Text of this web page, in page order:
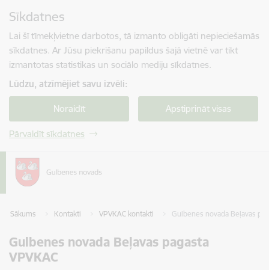
Sīkdatnes
Lai šī tīmekļvietne darbotos, tā izmanto obligāti nepieciešamās
sīkdatnes. Ar Jūsu piekrišanu papildus šajā vietnē var tikt
izmantotas statistikas un sociālo mediju sīkdatnes.
Lūdzu, atzīmējiet savu izvēli:
Noraidīt Apstiprināt visas
Pārvaldīt sīkdatnes
Sākums Kontakti VPVKAC kontakti Gulbenes novada Beļavas
Gulbenes novada Beļavas pagasta
VPVKAC